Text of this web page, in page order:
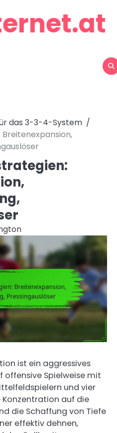
das 3-3-4-System
ist ein aggressives
offensive Spielweise mit
und vier
Konzentration auf die
die Schaffung von Tiefe
effektiv dehnen,